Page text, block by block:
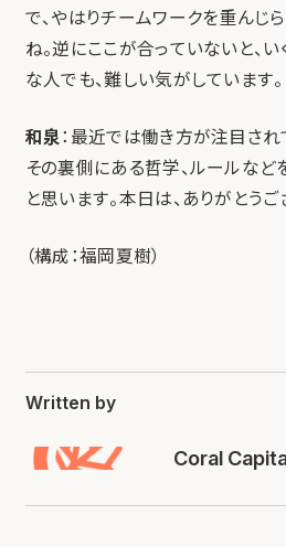
で、やはりチームワークを重んじ
ね。逆にここが合っていないと、
な人でも、難しい気がしています。
和泉：最近では働き方が注目され
その裏側にある哲学、ルールな
と思います。本日は、ありがとうご
（構成：福岡夏樹）
Written by
Coral